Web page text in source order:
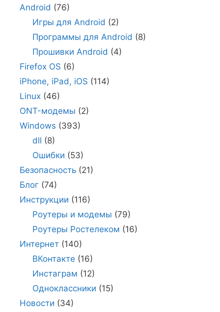
Android (76)
Игры для Android (2)
Программы для Android (8)
Прошивки Android (4)
Firefox OS (6)
iPhone, iPad, iOS (114)
Linux (46)
ONT-модемы (2)
Windows (393)
dll (8)
Ошибки (53)
Безопасность (21)
Блог (74)
Инструкции (116)
Роутеры и модемы (79)
Роутеры Ростелеком (16)
Интернет (140)
ВКонтакте (16)
Инстаграм (12)
Одноклассники (15)
Новости (34)